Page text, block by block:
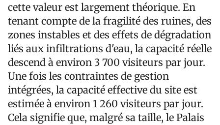
cette valeur est largement théorique. En
tenant compte de la fragilité des ruines, des
zones instables et des effets de dégradation
liés aux infiltrations d'eau, la capacité réelle
descend à environ 3 700 visiteurs par jour.
Une fois les contraintes de gestion
intégrées, la capacité effective du site est
estimée à environ 1 260 visiteurs par jour.
Cela signifie que, malgré sa taille, le Palais